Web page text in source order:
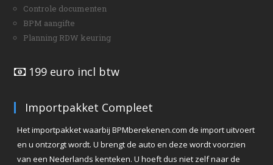
Controle documenten
BPM aangifte
Planning RDW keuring
199 euro incl btw
Importpakket Compleet
Het importpakket waarbij BPMberekenen.com de import uitvoert
en u ontzorgt wordt. U brengt de auto en deze wordt voorzien
van een Nederlands kenteken. U hoeft dus niet zelf naar de